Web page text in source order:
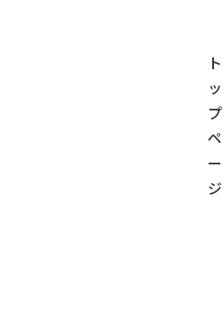
ト
ッ
プ
ペ
ー
ジ